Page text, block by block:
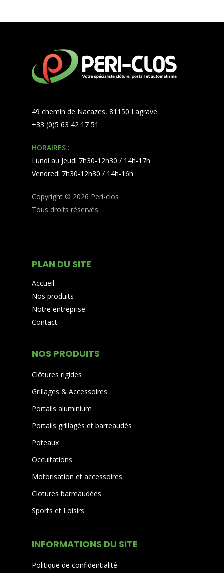
49 chemin de Nacazes, 81150 Lagrave
+33 (0)5 63 42 17 51
HORAIRES :
Lundi au Jeudi 7h30-12h30 / 14h-17h
Vendredi 7h30-12h30 / 14h-16h
Copyright © 2026 Peri-clos
Tous droits réservés.
PLAN DU SITE
Accueil
Nos produits
Notre entreprise
Contact
NOS PRODUITS
Clôtures rigides
Grillages & Accessoires
Portails aluminium
Portails grillagés et barreaudés
Poteaux
Occultations
Motorisation et accessoires
Clotures barreaudées
Sports et Loisirs
INFORMATIONS DU SITE
Politique de confidentialité